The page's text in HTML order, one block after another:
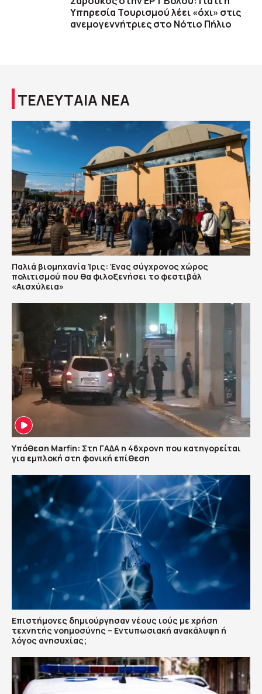
Υπηρεσία Τουρισμού λέει «όχι» στις
ανεμογεννήτριες στο Νότιο Πήλιο
ΤΕΛΕΥΤΑΙΑ ΝΕΑ
Παλιά βιομηχανία Ίρις: Ένας σύγχρονος χώρος
πολιτισμού που θα φιλοξενήσει το φεστιβάλ
«Αισχύλεια»
Υπόθεση Marfin: Στη ΓΑΔΑ η 46χρονη που κατηγορείται
για εμπλοκή στη φονική επίθεση
Επιστήμονες δημιούργησαν νέους ιούς με χρήση
τεχνητής νοημοσύνης – Εντυπωσιακή ανακάλυψη ή
λόγος ανησυχίας;